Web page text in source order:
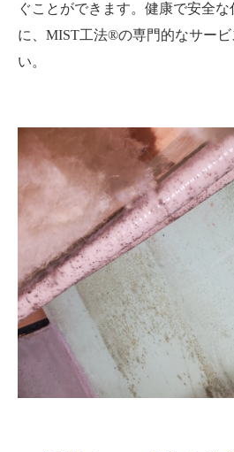
ぐことができます。健康で安全
に、MIST工法®の専門的なサー
い。